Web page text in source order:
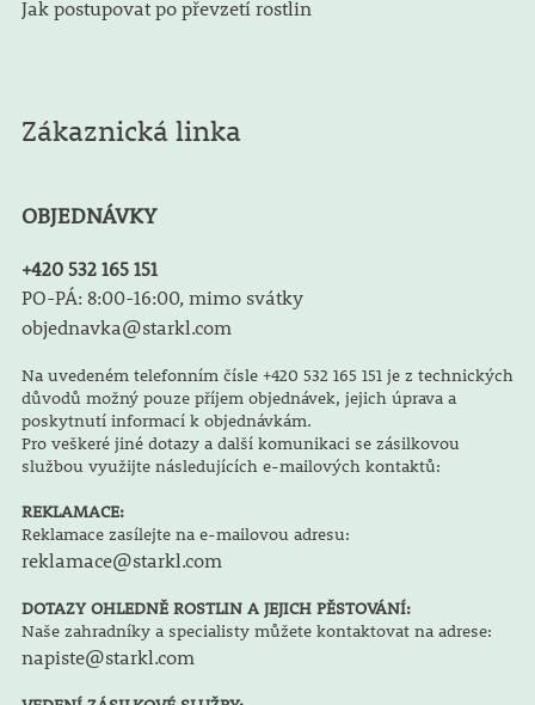
Jak postupovat po převzetí rostlin
Zákaznická linka
OBJEDNÁVKY
+420 532 165 151
PO-PÁ: 8:00-16:00, mimo svátky
objednavka@starkl.com
Na uvedeném telefonním čísle +420 532 165 151 je z technických
důvodů možný pouze příjem objednávek, jejich úprava a
poskytnutí informací k objednávkám.
Pro veškeré jiné dotazy a další komunikaci se zásilkovou
službou využijte následujících e-mailových kontaktů:
REKLAMACE:
Reklamace zasílejte na e-mailovou adresu:
reklamace@starkl.com
DOTAZY OHLEDNĚ ROSTLIN A JEJICH PĚSTOVÁNÍ:
Naše zahradníky a specialisty můžete kontaktovat na adrese:
napiste@starkl.com